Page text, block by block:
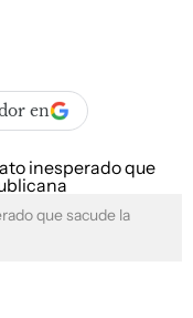
en
que sacude la